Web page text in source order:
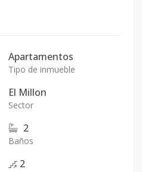
Apartamentos
Tipo de inmueble
El Millon
Sector
2
Baños
2